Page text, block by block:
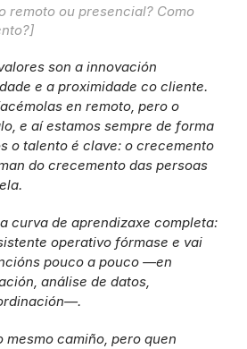
remoto ou presencial? Como
son a innovación
e a proximidade co cliente.
en remoto, pero o
e aí estamos sempre de forma
o talento é clave: o crecemento
do crecemento das persoas
curva de aprendizaxe completa:
operativo fórmase e vai
pouco a pouco —en
análise de datos,
mesmo camiño, pero quen